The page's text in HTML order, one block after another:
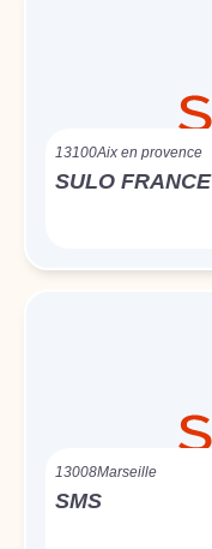
13100Aix en provence
SULO FRANCE
13008Marseille
SMS